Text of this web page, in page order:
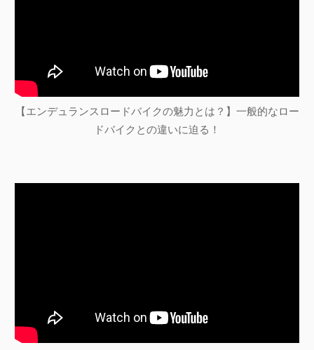
【エンデュランスロードバイクの魅力とは？】一般的なロー
ドバイクとの違いに迫る！